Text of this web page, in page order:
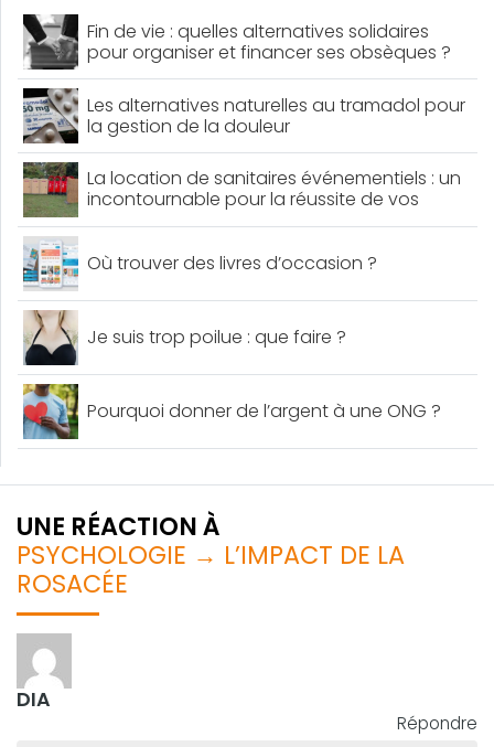
Fin de vie : quelles alternatives solidaires
pour organiser et financer ses obsèques ?
Les alternatives naturelles au tramadol pour
la gestion de la douleur
La location de sanitaires événementiels : un
incontournable pour la réussite de vos
événements
Où trouver des livres d’occasion ?
Je suis trop poilue : que faire ?
Pourquoi donner de l’argent à une ONG ?
UNE RÉACTION À
PSYCHOLOGIE → L’IMPACT DE LA
ROSACÉE
DIA
Répondre